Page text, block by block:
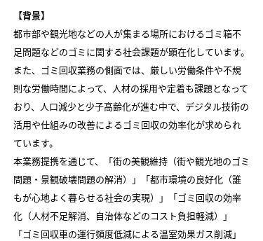
【背景】
都市部や観光地などの人が集まる場所におけるゴミ箱不
足問題などのゴミに関する社会課題が顕在化しています。
また、ゴミ回収業務の側面では、厳しい労働条件や不規
則な労働時間によって、人材の採用や定着も課題となって
おり、人口減少と少子高齢化が進む中で、デジタル技術の
活用や仕組みの改善によるゴミ回収の効率化が求められ
ています。
本業務提携を通じて、「街の美観維持（街や観光地のゴミ
問題・景観破壊問題の解消）」「都市環境の良好化（誰
もが心地よく暮らせる社会の実現）」「ゴミ回収の効率
化（人材不足解消、自治体などのコスト負担軽減）」
「ゴミ回収車の運行頻度低減による温室効果ガス削減」